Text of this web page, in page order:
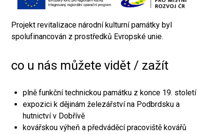
Projekt revitalizace národní kulturní památky byl
spolufinancován z prostředků Evropské unie.
co u nás můžete vidět / zažít
plně funkční technickou památku z konce 19. století
expozici k dějinám železářství na Podbrdsku a
hutnictví v Dobřívě
kovářskou výheň a předváděcí pracoviště kovářů